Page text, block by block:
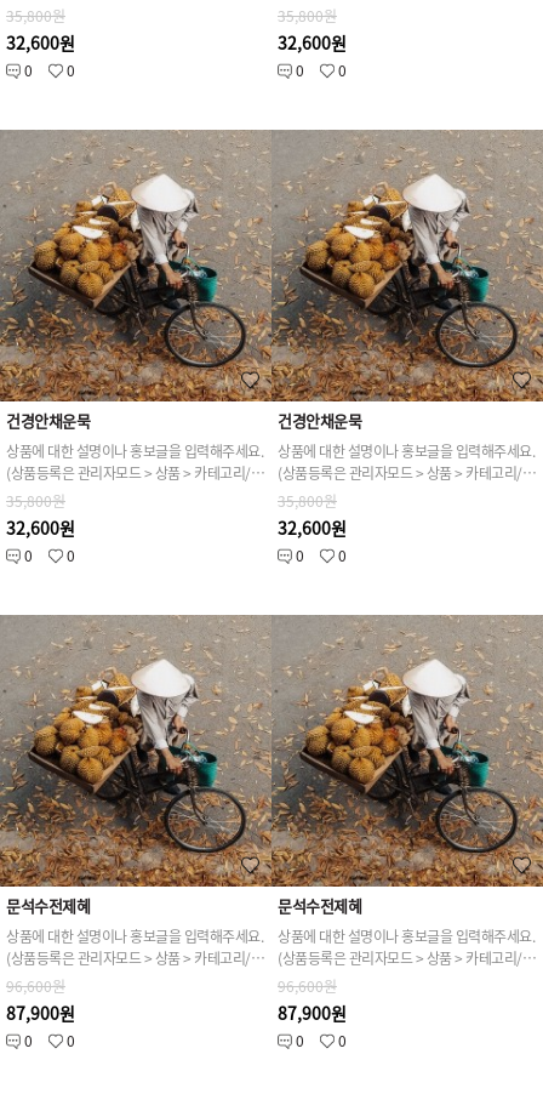
35,800원
32,600원
0 0
35,800원
32,600원
0 0
건경안채운묵
상품에 대한 설명이나 홍보글을 입력해주세요.
(상품등록은 관리자모드 > 상품 > 카테고리/상품관리 > 상품등록 가능)
35,800원
32,600원
0 0
건경안채운묵
상품에 대한 설명이나 홍보글을 입력해주세요.
(상품등록은 관리자모드 > 상품 > 카테고리/상품관리 > 상품등록 가능)
35,800원
32,600원
0 0
문석수전제혜
상품에 대한 설명이나 홍보글을 입력해주세요.
(상품등록은 관리자모드 > 상품 > 카테고리/상품관리 > 상품등록 가능)
96,600원
87,900원
0 0
문석수전제혜
상품에 대한 설명이나 홍보글을 입력해주세요.
(상품등록은 관리자모드 > 상품 > 카테고리/상품관리 > 상품등록 가능)
96,600원
87,900원
0 0